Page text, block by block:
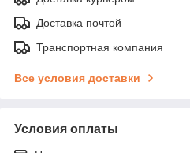
Доставка почтой
Транспортная компания
Все условия доставки
Условия оплаты